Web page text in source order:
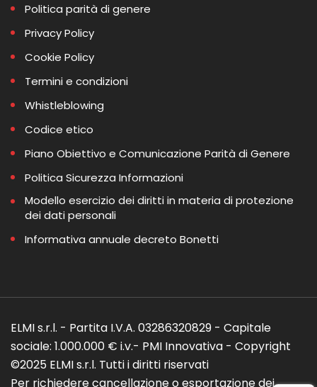
Politica parità di genere
Privacy Policy
Cookie Policy
Termini e condizioni
Whistleblowing
Codice etico
Piano Obiettivo e Comunicazione Parità di Genere
Politica Sicurezza Informazioni
Modello esercizio dei diritti in materia di protezione
dei dati personali
Informativa annuale decreto Bonetti
ELMI s.r.l. - Partita I.V.A. 03286320829 - Capitale
sociale: 1.000.000 € i.v.- PMI Innovativa - Copyright
©2025 ELMI s.r.l. Tutti i diritti riservati
Per richiedere cancellazione o esportazione dei